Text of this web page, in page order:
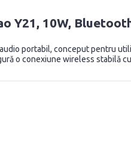
Y21, 10W,
portabil, conceput pentru
o conexiune wireless stabilă